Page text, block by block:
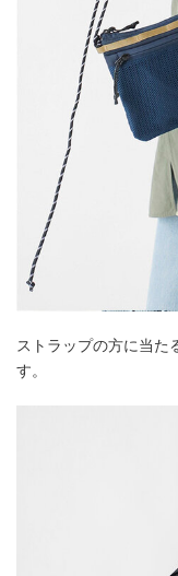
ストラップの方に当た
す。